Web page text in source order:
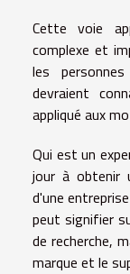
Cette voie
complexe et
les
devraient
appliqué aux
Qui est un
jour à obtenir
d'une
peut signifier
de recherche,
marque et le